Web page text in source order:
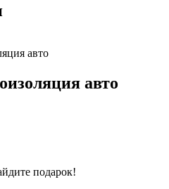
авто
авто
подарок!